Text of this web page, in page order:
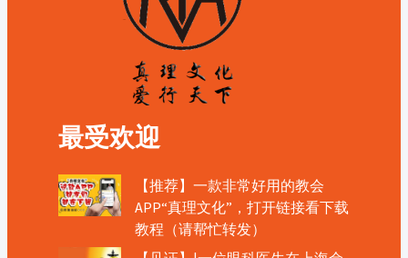
最受欢迎
【推荐】一款非常好用的教会
APP“真理文化”，打开链接看下载
教程（请帮忙转发）